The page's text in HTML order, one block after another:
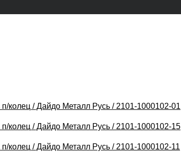
колец / Дайдо Металл Русь / 2101-1000102-01
колец / Дайдо Металл Русь / 2101-1000102-15
колец / Дайдо Металл Русь / 2101-1000102-11